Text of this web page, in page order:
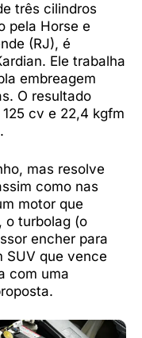
três cilindros
pela Horse e
(RJ), é
Ele trabalha
embreagem
O resultado
cv e 22,4 kgfm
mas resolve
como nas
motor que
o turbolag (o
encher para
SUV que vence
com uma